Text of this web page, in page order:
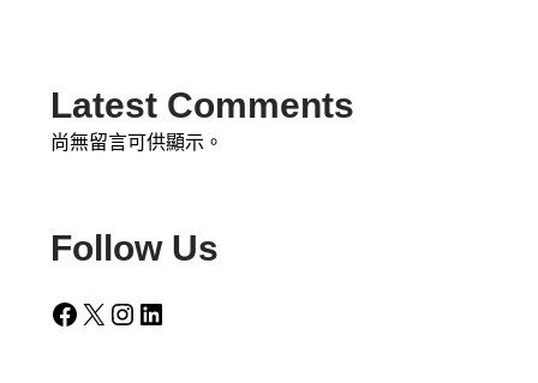
Latest Comments
尚無留言可供顯示。
Follow Us
Facebook X Instagram LinkedIn